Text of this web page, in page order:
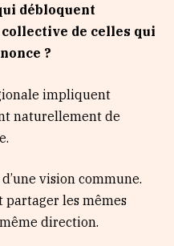
débloquent
de celles qui
?
impliquent
naturellement de
vision commune.
partager les mêmes
direction.